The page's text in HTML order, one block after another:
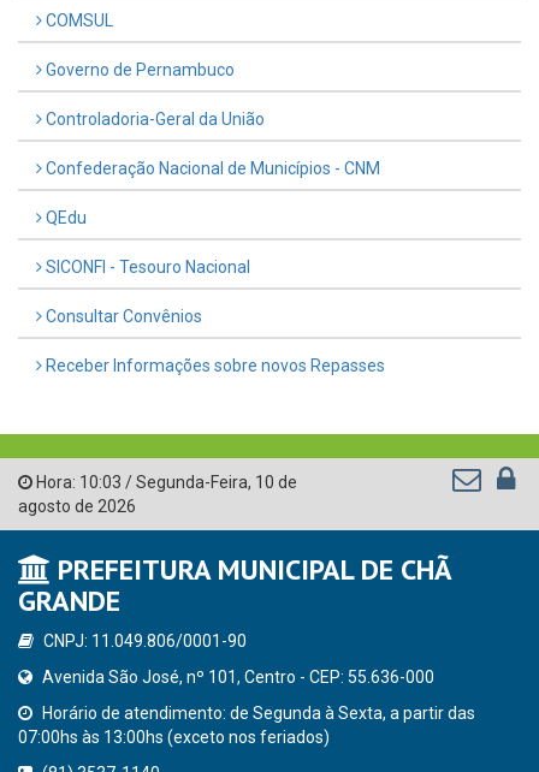
COMSUL
Governo de Pernambuco
Controladoria-Geral da União
Confederação Nacional de Municípios - CNM
QEdu
SICONFI - Tesouro Nacional
Consultar Convênios
Receber Informações sobre novos Repasses
Hora: 10:03 /Segunda-Feira, 10 de
agosto de 2026
PREFEITURA MUNICIPAL DE CHÃ
GRANDE
CNPJ: 11.049.806/0001-90
Avenida São José, nº 101, Centro - CEP: 55.636-000
Horário de atendimento: de Segunda à Sexta, a partir das
07:00hs às 13:00hs (exceto nos feriados)